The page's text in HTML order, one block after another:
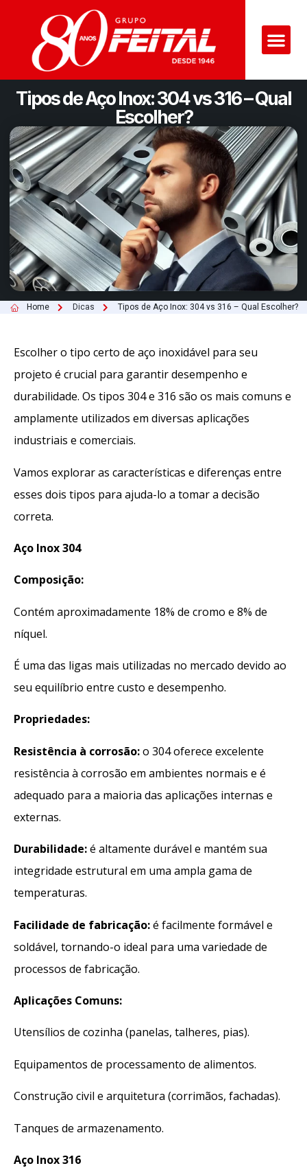
Tipos de Aço Inox: 304 vs 316 – Qual
Escolher?
Home Dicas Tipos de Aço Inox: 304 vs 316 – Qual Escolher?
Escolher o tipo certo de aço inoxidável para seu
projeto é crucial para garantir desempenho e
durabilidade. Os tipos 304 e 316 são os mais comuns e
amplamente utilizados em diversas aplicações
industriais e comerciais.
Vamos explorar as características e diferenças entre
esses dois tipos para ajuda-lo a tomar a decisão
correta.
Aço Inox 304
Composição:
Contém aproximadamente 18% de cromo e 8% de
níquel.
É uma das ligas mais utilizadas no mercado devido ao
seu equilíbrio entre custo e desempenho.
Propriedades:
Resistência à corrosão:o 304 oferece excelente
resistência à corrosão em ambientes normais e é
adequado para a maioria das aplicações internas e
externas.
Durabilidade:é altamente durável e mantém sua
integridade estrutural em uma ampla gama de
temperaturas.
Facilidade de fabricação:é facilmente formável e
soldável, tornando-o ideal para uma variedade de
processos de fabricação.
Aplicações Comuns:
Utensílios de cozinha (panelas, talheres, pias).
Equipamentos de processamento de alimentos.
Construção civil e arquitetura (corrimãos, fachadas).
Tanques de armazenamento.
Aço Inox 316